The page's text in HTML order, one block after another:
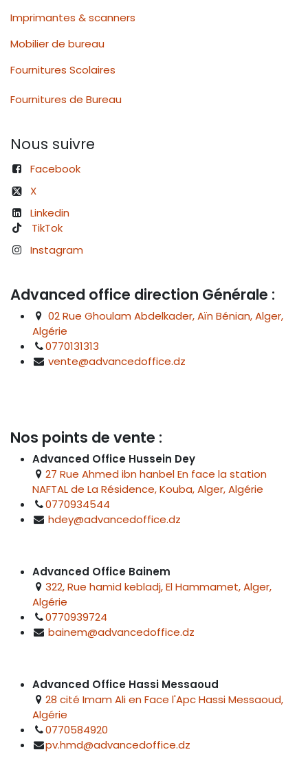
Imprimantes & scanners
Mobilier de bureau
Fournitures Scolaires
Fournitures de Bureau
Nous suivre
Facebook
X
Linkedin
TikTok
Instagram
Advanced office direction Générale :
02 Rue Ghoulam Abdelkader, Aïn Bénian, Alger,
Algérie
0770131313
vente@advancedoffice.dz
Nos points de vente :
Advanced Office Hussein Dey
27 Rue Ahmed ibn hanbel En face la station
NAFTAL de La Résidence, Kouba, Alger, Algérie
0770934544
hdey@advancedoffice.dz
Advanced Office Bainem
322, Rue hamid kebladj, El Hammamet, Alger,
Algérie
0770939724
bainem@advancedoffice.dz
Advanced Office Hassi Messaoud
28 cité Imam Ali en Face l'Apc Hassi Messaoud,
Algérie
0770584920
pv.hmd@advancedoffice.dz